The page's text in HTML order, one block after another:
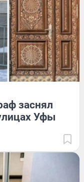
заснял
Уфы